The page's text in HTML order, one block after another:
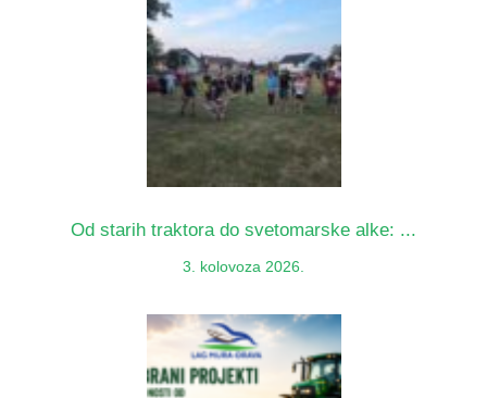
Od starih traktora do svetomarske alke: ...
3. kolovoza 2026.